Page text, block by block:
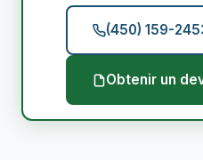
(450) 159-
Obtenir un